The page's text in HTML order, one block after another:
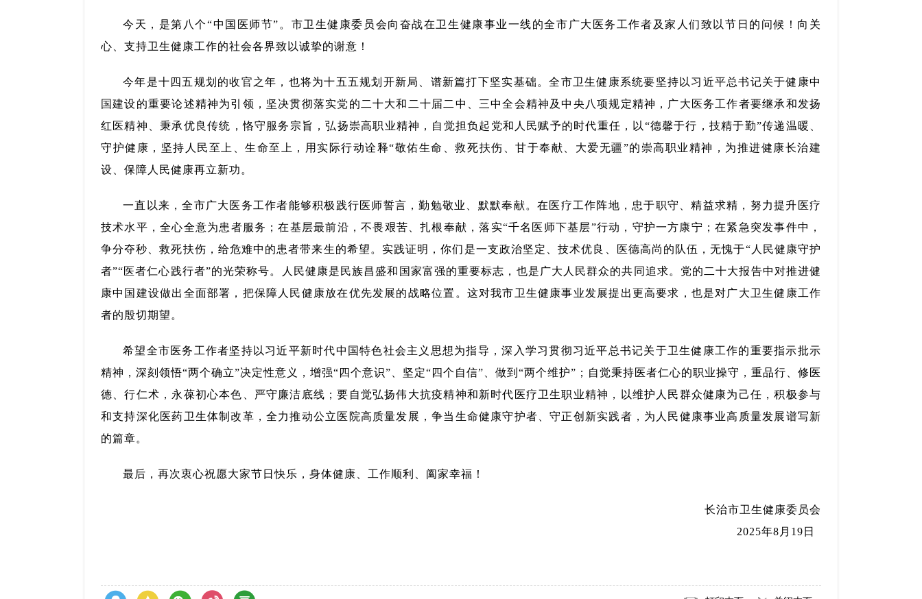
今天，是第八个“中国医师节”。市卫生健康委员会向奋战在卫生健康事业一线的全市广大医务工作者及家人们致以节日的问候！向关
心、支持卫生健康工作的社会各界致以诚挚的谢意！
今年是十四五规划的收官之年，也将为十五五规划开新局、谱新篇打下坚实基础。全市卫生健康系统要坚持以习近平总书记关于健康中
国建设的重要论述精神为引领，坚决贯彻落实党的二十大和二十届二中、三中全会精神及中央八项规定精神，广大医务工作者要继承和发扬
红医精神、秉承优良传统，恪守服务宗旨，弘扬崇高职业精神，自觉担负起党和人民赋予的时代重任，以“德馨于行，技精于勤”传递温暖、
守护健康，坚持人民至上、生命至上，用实际行动诠释“敬佑生命、救死扶伤、甘于奉献、大爱无疆”的崇高职业精神，为推进健康长治建
设、保障人民健康再立新功。
一直以来，全市广大医务工作者能够积极践行医师誓言，勤勉敬业、默默奉献。在医疗工作阵地，忠于职守、精益求精，努力提升医疗
技术水平，全心全意为患者服务；在基层最前沿，不畏艰苦、扎根奉献，落实“千名医师下基层”行动，守护一方康宁；在紧急突发事件中，
争分夺秒、救死扶伤，给危难中的患者带来生的希望。实践证明，你们是一支政治坚定、技术优良、医德高尚的队伍，无愧于“人民健康守护
者”“医者仁心践行者”的光荣称号。人民健康是民族昌盛和国家富强的重要标志，也是广大人民群众的共同追求。党的二十大报告中对推进健
康中国建设做出全面部署，把保障人民健康放在优先发展的战略位置。这对我市卫生健康事业发展提出更高要求，也是对广大卫生健康工作
者的殷切期望。
希望全市医务工作者坚持以习近平新时代中国特色社会主义思想为指导，深入学习贯彻习近平总书记关于卫生健康工作的重要指示批示
精神，深刻领悟“两个确立”决定性意义，增强“四个意识”、坚定“四个自信”、做到“两个维护”；自觉秉持医者仁心的职业操守，重品行、修医
德、行仁术，永葆初心本色、严守廉洁底线；要自觉弘扬伟大抗疫精神和新时代医疗卫生职业精神，以维护人民群众健康为己任，积极参与
和支持深化医药卫生体制改革，全力推动公立医院高质量发展，争当生命健康守护者、守正创新实践者，为人民健康事业高质量发展谱写新
的篇章。
最后，再次衷心祝愿大家节日快乐，身体健康、工作顺利、阖家幸福！
长治市卫生健康委员会
2025年8月19日